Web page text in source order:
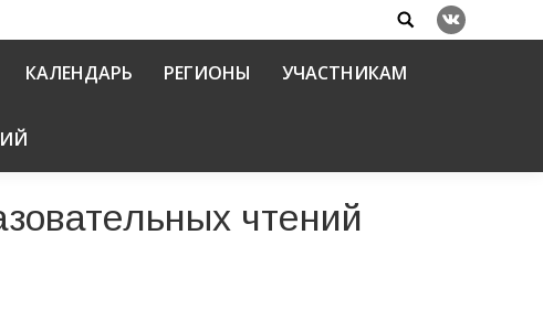
Search:
Вконтакте
КАЛЕНДАРЬ РЕГИОНЫ УЧАСТНИКАМ
чтений